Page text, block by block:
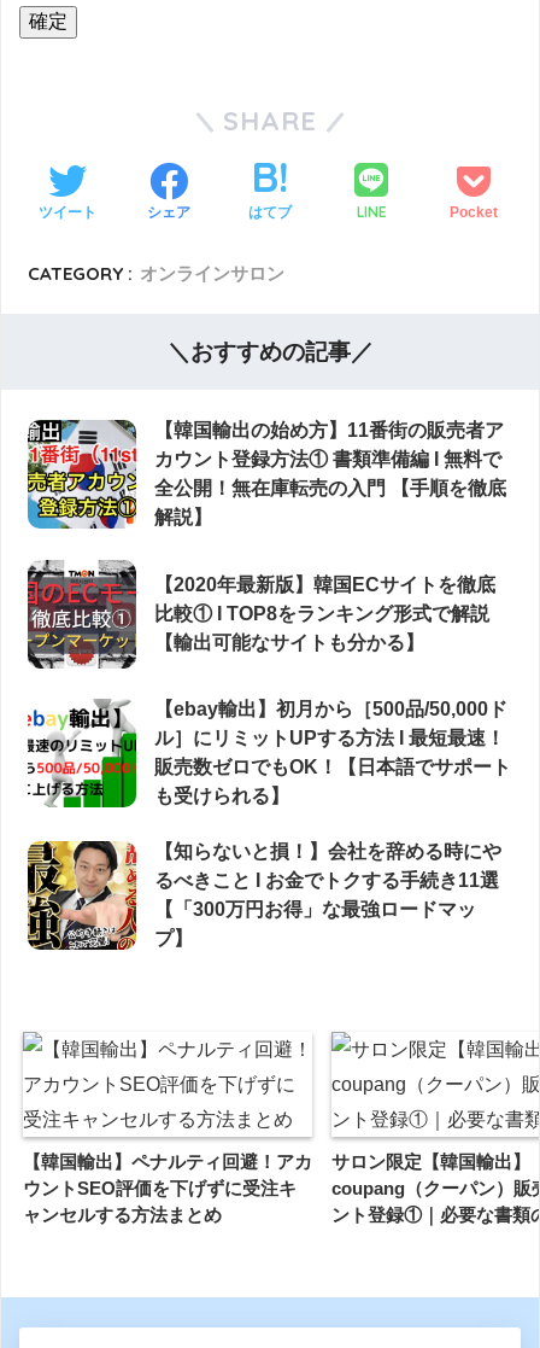
SHARE
ツイート シェア はてブ LINE Pocket
CATEGORY : オンラインサロン
＼おすすめの記事／
【韓国輸出の始め方】11番街の販売者ア
カウント登録方法① 書類準備編 Ι 無料で
全公開！無在庫転売の入門 【手順を徹底
解説】
【2020年最新版】韓国ECサイトを徹底
比較① Ι TOP8をランキング形式で解説
【輸出可能なサイトも分かる】
【ebay輸出】初月から［500品/50,000ド
ル］にリミットUPする方法 Ι 最短最速！
販売数ゼロでもOK！【日本語でサポート
も受けられる】
【知らないと損！】会社を辞める時にや
るべきこと Ι お金でトクする手続き11選
【「300万円お得」な最強ロードマッ
プ】
【韓国輸出】ペナルティ回避！アカ
ウントSEO評価を下げずに受注キ
ャンセルする方法まとめ
サロン限定【韓国輸出】
coupang（クーパン）販
ント登録①｜必要な書類